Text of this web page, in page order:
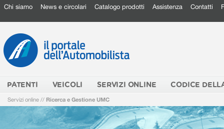
Chi siamo News e circolari Catalogo prodotti Assistenza Contatti
PATENTI VEICOLI SERVIZI ONLINE CODICE
Servizi online // Ricerca e Gestione UMC